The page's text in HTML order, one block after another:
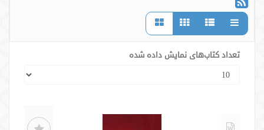
تعداد کتاب‌های نمایش داده شده